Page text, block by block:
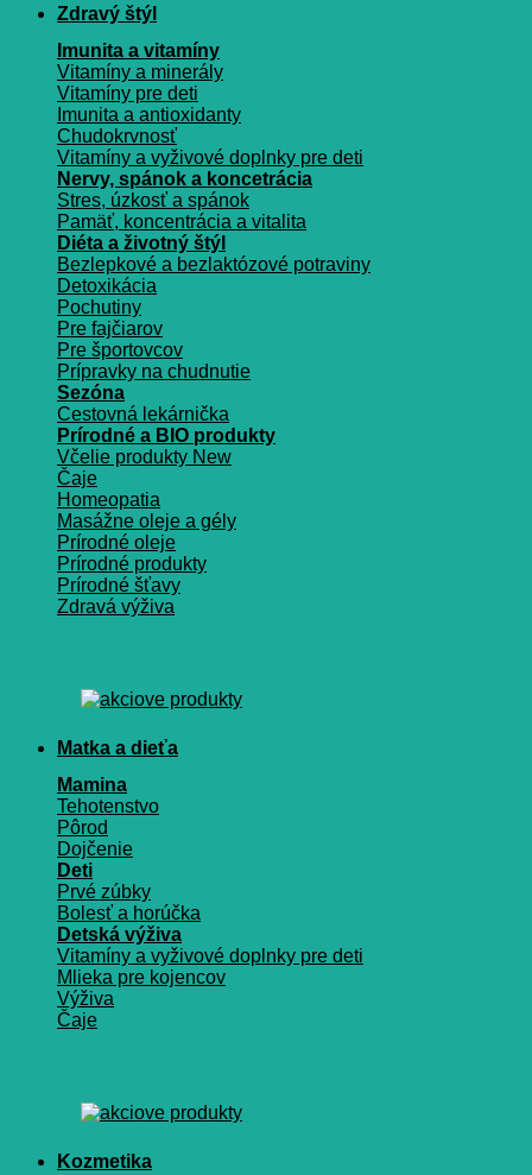
Zdravý štýl
Imunita a vitamíny
Vitamíny a minerály
Vitamíny pre deti
Imunita a antioxidanty
Chudokrvnosť
Vitamíny a vyživové doplnky pre deti
Nervy, spánok a koncetrácia
Stres, úzkosť a spánok
Pamäť, koncentrácia a vitalita
Diéta a životný štýl
Bezlepkové a bezlaktózové potraviny
Detoxikácia
Pochutiny
Pre fajčiarov
Pre športovcov
Prípravky na chudnutie
Sezóna
Cestovná lekárnička
Prírodné a BIO produkty
Včelie produkty
Čaje
Homeopatia
Masážne oleje a gély
Prírodné oleje
Prírodné produkty
Prírodné šťavy
Zdravá výživa
Matka a dieťa
Mamina
Tehotenstvo
Pôrod
Dojčenie
Deti
Prvé zúbky
Bolesť a horúčka
Detská výživa
Vitamíny a vyživové doplnky pre deti
Mlieka pre kojencov
Výživa
Čaje
Kozmetika